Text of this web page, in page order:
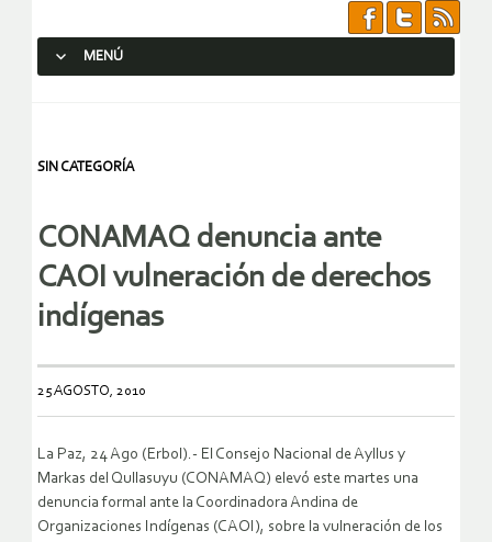
MENÚ
SIN CATEGORÍA
CONAMAQ denuncia ante
CAOI vulneración de derechos
indígenas
25 AGOSTO, 2010
La Paz, 24 Ago (Erbol).- El Consejo Nacional de Ayllus y
Markas del Qullasuyu (CONAMAQ) elevó este martes una
denuncia formal ante la Coordinadora Andina de
Organizaciones Indígenas (CAOI), sobre la vulneración de los